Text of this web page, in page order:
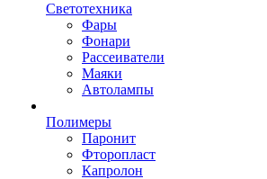
Светотехника
Фары
Фонари
Рассеиватели
Маяки
Автолампы
Полимеры
Паронит
Фторопласт
Капролон